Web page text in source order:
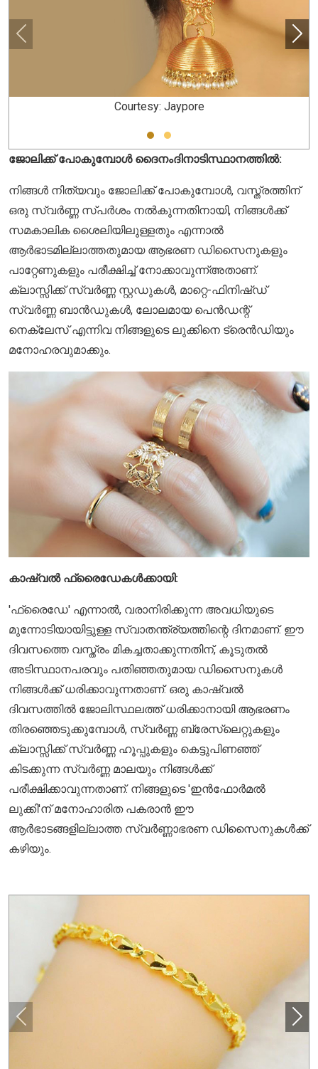
Courtesy: Jaypore
ജോലിക്ക് പോകുമ്പോൾ ദൈനംദിനാടിസ്ഥാനത്തിൽ:
നിങ്ങൾ നിത്യവും ജോലിക്ക് പോകുമ്പോൾ, വസ്ത്രത്തിന്
ഒരു സ്വർണ്ണ സ്പർശം നൽകുന്നതിനായി, നിങ്ങൾക്ക്
സമകാലിക ശൈലിയിലുള്ളതും എന്നാൽ
ആർഭാടമില്ലാത്തതുമായ ആഭരണ ഡിസൈനുകളും
പാറ്റേണുകളും പരീക്ഷിച്ച് നോക്കാവുന്ന്അതാണ്.
ക്ലാസ്സിക്ക് സ്വർണ്ണ സ്റ്റഡുകൾ, മാറ്റെ-ഫിനിഷ്ഡ്
സ്വർണ്ണ ബാൻഡുകൾ, ലോലമായ പെൻഡന്റ്
നെക്ലേസ് എന്നിവ നിങ്ങളുടെ ലുക്കിനെ ട്രെൻഡിയും
മനോഹരവുമാക്കും.
കാഷ്വൽ ഫ്രൈഡേകൾക്കായി:
'ഫ്രൈഡേ' എന്നാൽ, വരാനിരിക്കുന്ന അവധിയുടെ
മുന്നോടിയായിട്ടുള്ള സ്വാതന്ത്ര്യത്തിന്റെ ദിനമാണ്. ഈ
ദിവസത്തെ വസ്ത്രം മികച്ചതാക്കുന്നതിന്, കൂടുതൽ
അടിസ്ഥാനപരവും പതിഞ്ഞതുമായ ഡിസൈനുകൾ
നിങ്ങൾക്ക് ധരിക്കാവുന്നതാണ്. ഒരു കാഷ്വൽ
ദിവസത്തിൽ ജോലിസ്ഥലത്ത് ധരിക്കാനായി ആഭരണം
തിരഞ്ഞെടുക്കുമ്പോൾ, സ്വർണ്ണ ബ്രേസ്ലെറ്റുകളും
ക്ലാസ്സിക്ക് സ്വർണ്ണ ഹൂപ്പുകളും കെട്ടുപിണഞ്ഞ്
കിടക്കുന്ന സ്വർണ്ണ മാലയും നിങ്ങൾക്ക്
പരീക്ഷിക്കാവുന്നതാണ്. നിങ്ങളുടെ 'ഇൻഫോർമൽ
ലുക്കി'ന് മനോഹാരിത പകരാൻ ഈ
ആർഭാടങ്ങളില്ലാത്ത സ്വർണ്ണാഭരണ ഡിസൈനുകൾക്ക്
കഴിയും.